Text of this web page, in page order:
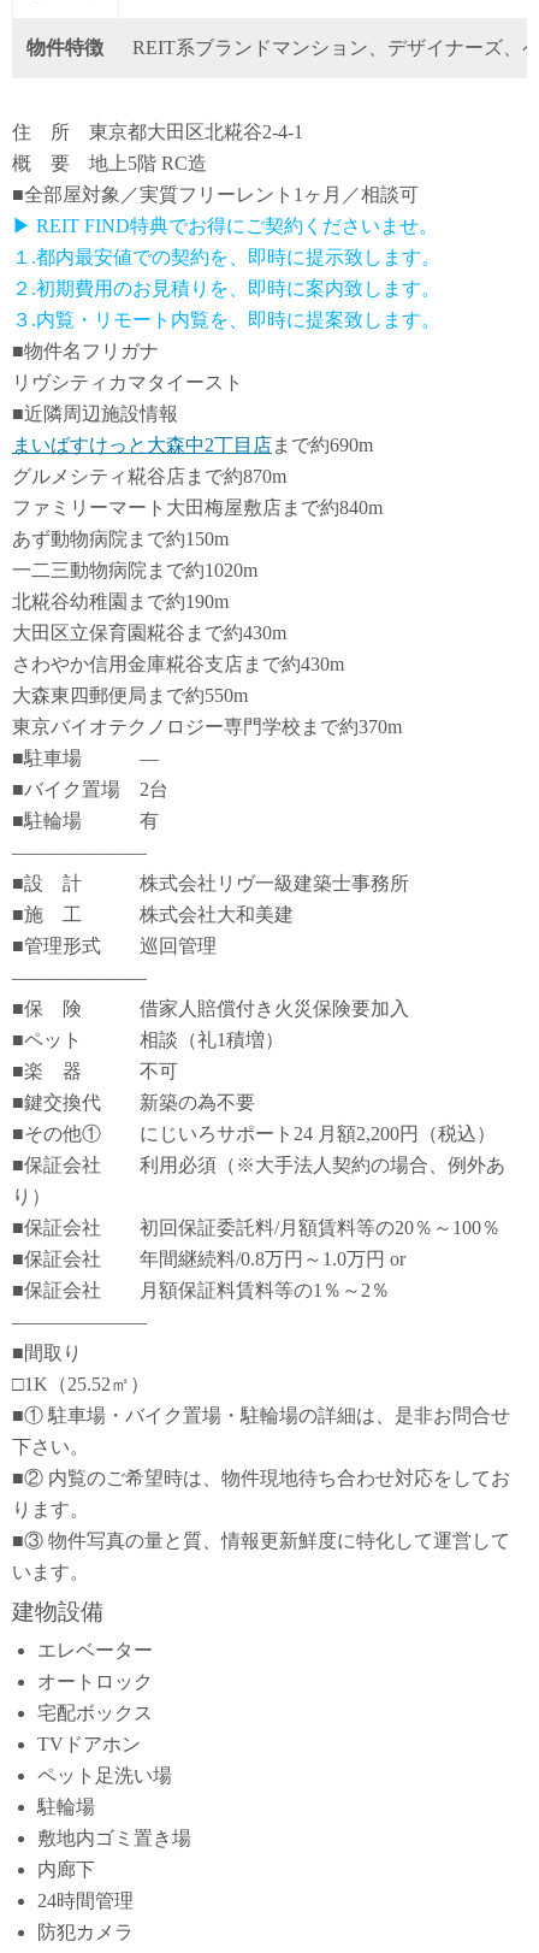
物件特徴 REIT系ブランドマンション、デザイナーズ、
住 所 東京都大田区北糀谷2-4-1
概 要 地上5階 RC造
■全部屋対象／実質フリーレント1ヶ月／相談可
▶ REIT FIND特典でお得にご契約くださいませ。
１.都内最安値での契約を、即時に提示致します。
２.初期費用のお見積りを、即時に案内致します。
３.内覧・リモート内覧を、即時に提案致します。
■物件名フリガナ
リヴシティカマタイースト
■近隣周辺施設情報
まいばすけっと大森中2丁目店まで約690m
グルメシティ糀谷店まで約870m
ファミリーマート大田梅屋敷店まで約840m
あず動物病院まで約150m
一二三動物病院まで約1020m
北糀谷幼稚園まで約190m
大田区立保育園糀谷まで約430m
さわやか信用金庫糀谷支店まで約430m
大森東四郵便局まで約550m
東京バイオテクノロジー専門学校まで約370m
■駐車場 ―
■バイク置場 2台
■駐輪場 有
―――――――
■設 計 株式会社リヴ一級建築士事務所
■施 工 株式会社大和美建
■管理形式 巡回管理
―――――――
■保 険 借家人賠償付き火災保険要加入
■ペット 相談（礼1積増）
■楽 器 不可
■鍵交換代 新築の為不要
■その他① にじいろサポート24 月額2,200円（税込）
■保証会社 利用必須（※大手法人契約の場合、例外あ
り）
■保証会社 初回保証委託料/月額賃料等の20％～100％
■保証会社 年間継続料/0.8万円～1.0万円 or
■保証会社 月額保証料賃料等の1％～2％
―――――――
■間取り
□1K（25.52㎡）
■① 駐車場・バイク置場・駐輪場の詳細は、是非お問合せ
下さい。
■② 内覧のご希望時は、物件現地待ち合わせ対応をしてお
ります。
■③ 物件写真の量と質、情報更新鮮度に特化して運営して
います。
建物設備
エレベーター
オートロック
宅配ボックス
TVドアホン
ペット足洗い場
駐輪場
敷地内ゴミ置き場
内廊下
24時間管理
防犯カメラ